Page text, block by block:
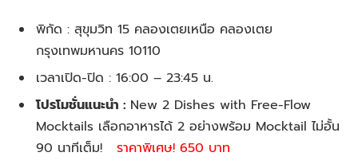
พิกัด : สุขุมวิท 15 คลองเตยเหนือ คลองเตย
กรุงเทพมหานคร 10110
เวลาเปิด-ปิด : 16:00 – 23:45 น.
โปรโมชั่นแนะนำ : New 2 Dishes with Free-Flow
Mocktails เลือกอาหารได้ 2 อย่างพร้อม Mocktail ไม่อั้น
90 นาทีเต็ม! ราคาพิเศษ! 650 บาท